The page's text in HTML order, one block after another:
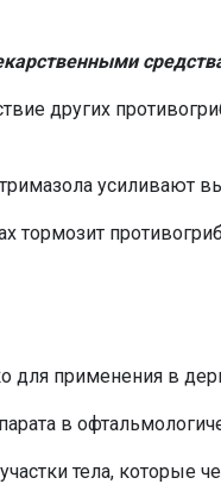
других
усиливают
тормозит
для применения в
в
тела, которые